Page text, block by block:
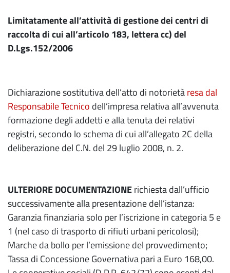
Limitatamente all’attività di gestione dei centri di
raccolta di cuiall’articolo 183, lettera cc) del
D.Lgs.152/2006
Dichiarazione sostitutiva dell’atto di notorietàresa dal
Responsabile Tecnico dell’impresa relativa all’avvenuta
formazione degli addetti e alla tenuta dei relativi
registri, secondo lo schema di cui all’allegato 2C della
deliberazione del C.N. del 29 luglio 2008, n. 2.
ULTERIORE DOCUMENTAZIONErichiesta dall’ufficio
successivamente alla presentazione dell’istanza:
Garanzia finanziaria solo per l’iscrizione in categoria 5 e
1 (nel caso di trasporto di rifiuti urbani pericolosi);
Marche da bollo per l’emissione del provvedimento;
Tassa di Concessione Governativa pari a Euro 168,00.